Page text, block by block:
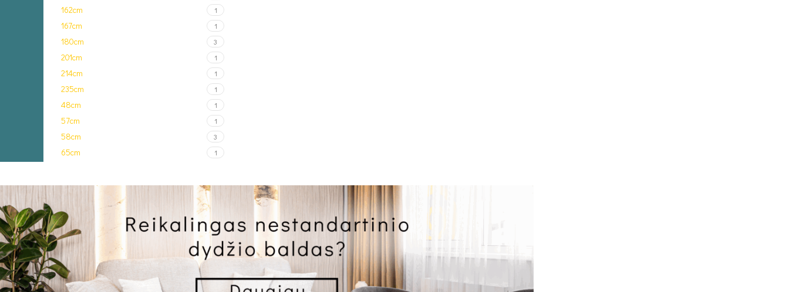
162cm 1
167cm 1
180cm 3
201cm 1
214cm 1
235cm 1
48cm 1
57cm 1
58cm 3
65cm 1